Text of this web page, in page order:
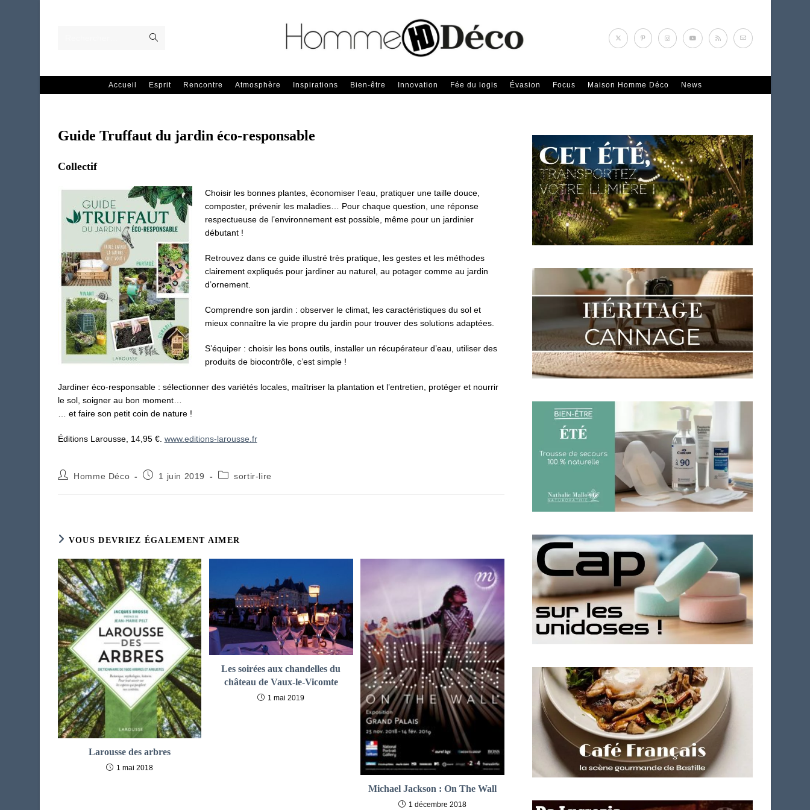
recherche
Accueil Esprit Rencontre Atmosphère Inspirations Bien-être Innovation Fée du logis Évasion Focus Maison Homme Déco News
Guide Truffaut du jardin éco-responsable
Collectif
Choisir les bonnes plantes, économiser l’eau, pratiquer une taille douce,
composter, prévenir les maladies… Pour chaque question, une réponse
respectueuse de l’environnement est possible, même pour un jardinier
débutant !
Retrouvez dans ce guide illustré très pratique, les gestes et les méthodes
clairement expliqués pour jardiner au naturel, au potager comme au jardin
d’ornement.
Comprendre son jardin : observer le climat, les caractéristiques du sol et
mieux connaître la vie propre du jardin pour trouver des solutions adaptées.
S’équiper : choisir les bons outils, installer un récupérateur d’eau, utiliser des
produits de biocontrôle, c’est simple !
Jardiner éco-responsable : sélectionner des variétés locales, maîtriser la plantation et l’entretien, protéger et nourrir
le sol, soigner au bon moment…
… et faire son petit coin de nature !
Éditions Larousse, 14,95 €. www.editions-larousse.fr
Auteur/autrice
Homme Déco
Publication
1 juin 2019
Postsortir-lire
VOUS DEVRIEZ ÉGALEMENT AIMER
Larousse des arbres
1 mai 2018
Les soirées aux chandelles du
château de Vaux-le-Vicomte
1 mai 2019
Michael Jackson : On The Wall
1 décembre 2018